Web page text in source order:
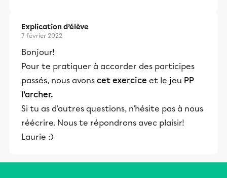
Explication d’élève
7 février 2022
Bonjour!
Pour te pratiquer à accorder des participes
passés, nous avons cet exercice et le jeu PP
l'archer.
Si tu as d'autres questions, n'hésite pas à nous
réécrire. Nous te répondrons avec plaisir!
Laurie :)